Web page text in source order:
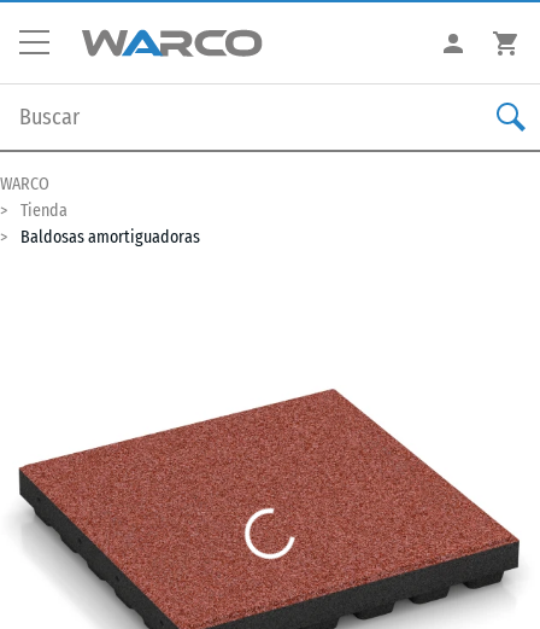
WARCO
Tienda
Baldosas amortiguadoras